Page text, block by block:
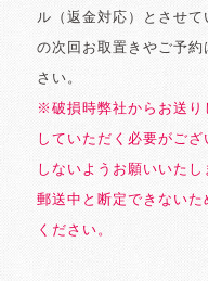
ル（返金対応）とさせ
の次回お取置きやご予
さい。
※破損時弊社からお送り
していただく必要がご
しないようお願いいた
郵送中と断定できない
ください。